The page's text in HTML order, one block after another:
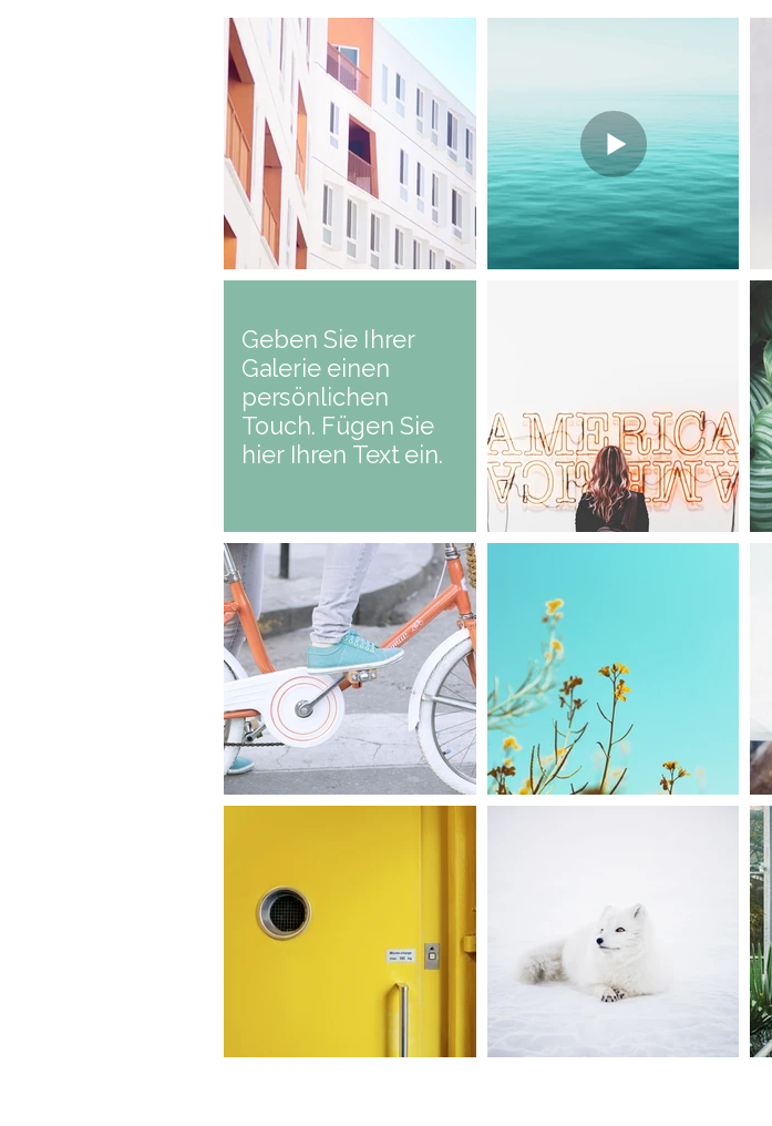
Geben Sie Ihrer
Galerie einen
persönlichen
Touch. Fügen Sie
hier Ihren Text ein.